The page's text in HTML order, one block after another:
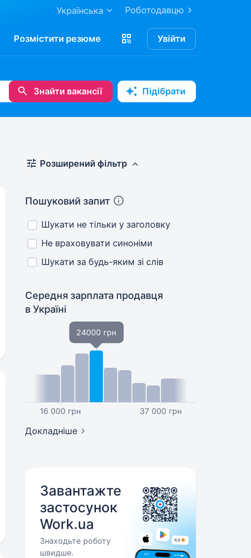
Роботодавцю
Українська
Розмістити резюме Увійти
Знайти вакансії Підібрати
Розширений фільтр
Пошуковий запит
Шукати не тільки у заголовку
Не враховувати синоніми
Шукати за будь-яким зі слів
Середня зарплата продавця
в Україні
16 000 грн
24000 грн
37 000 грн
Докладніше
Завантажте
застосунок
Work.ua
Знаходьте роботу
швидше.